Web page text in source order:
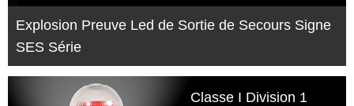
Explosion Preuve Led de Sortie de Secours Signe
SES Série
Classe I Division 1